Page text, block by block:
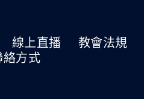
線上直播 教會法規
絡方式